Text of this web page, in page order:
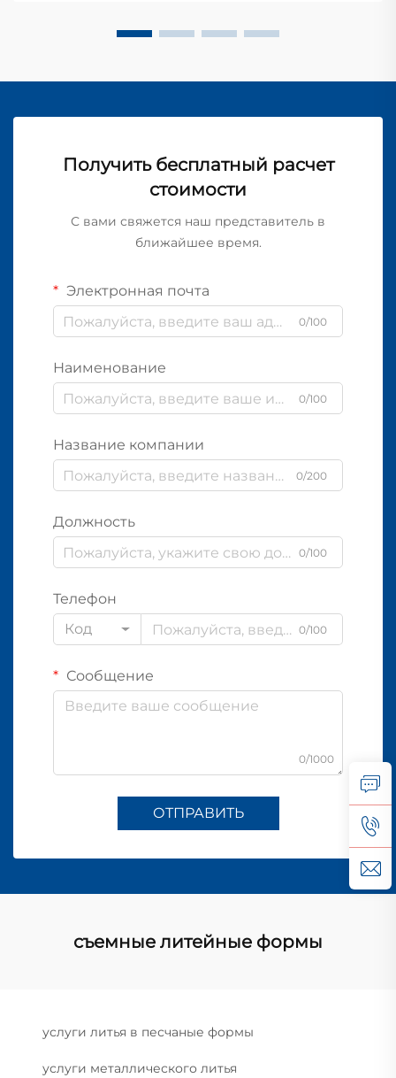
Получить бесплатный расчет
стоимости
С вами свяжется наш представитель в
ближайшее время.
Электронная почта
0/100
Наименование
0/100
Название компании
0/200
Должность
0/100
Телефон
Код
0/100
Сообщение
0/1000
ОТПРАВИТЬ
съемные литейные формы
услуги литья в песчаные формы
услуги металлического литья